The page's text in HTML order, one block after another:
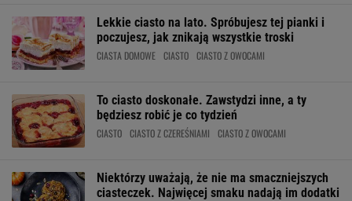
Lekkie ciasto na lato. Spróbujesz tej pianki i
poczujesz, jak znikają wszystkie troski
CIASTA DOMOWE CIASTO CIASTO Z OWOCAMI
To ciasto doskonałe. Zawstydzi inne, a ty
będziesz robić je co tydzień
CIASTO CIASTO Z CZEREŚNIAMI CIASTO Z OWOCAMI
Niektórzy uważają, że nie ma smaczniejszych
ciasteczek. Najwięcej smaku nadają im dodatki